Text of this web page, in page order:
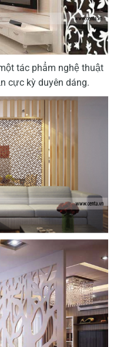
tác phẩm nghệ thuật
cực kỳ duyên dáng.